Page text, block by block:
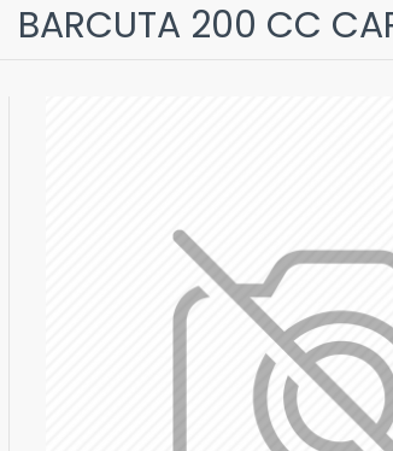
BARCUTA 200 CC